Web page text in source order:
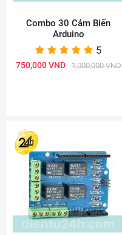
Combo 30 Cảm Biến
Arduino
5
750,000 VND 1,000,000 VND